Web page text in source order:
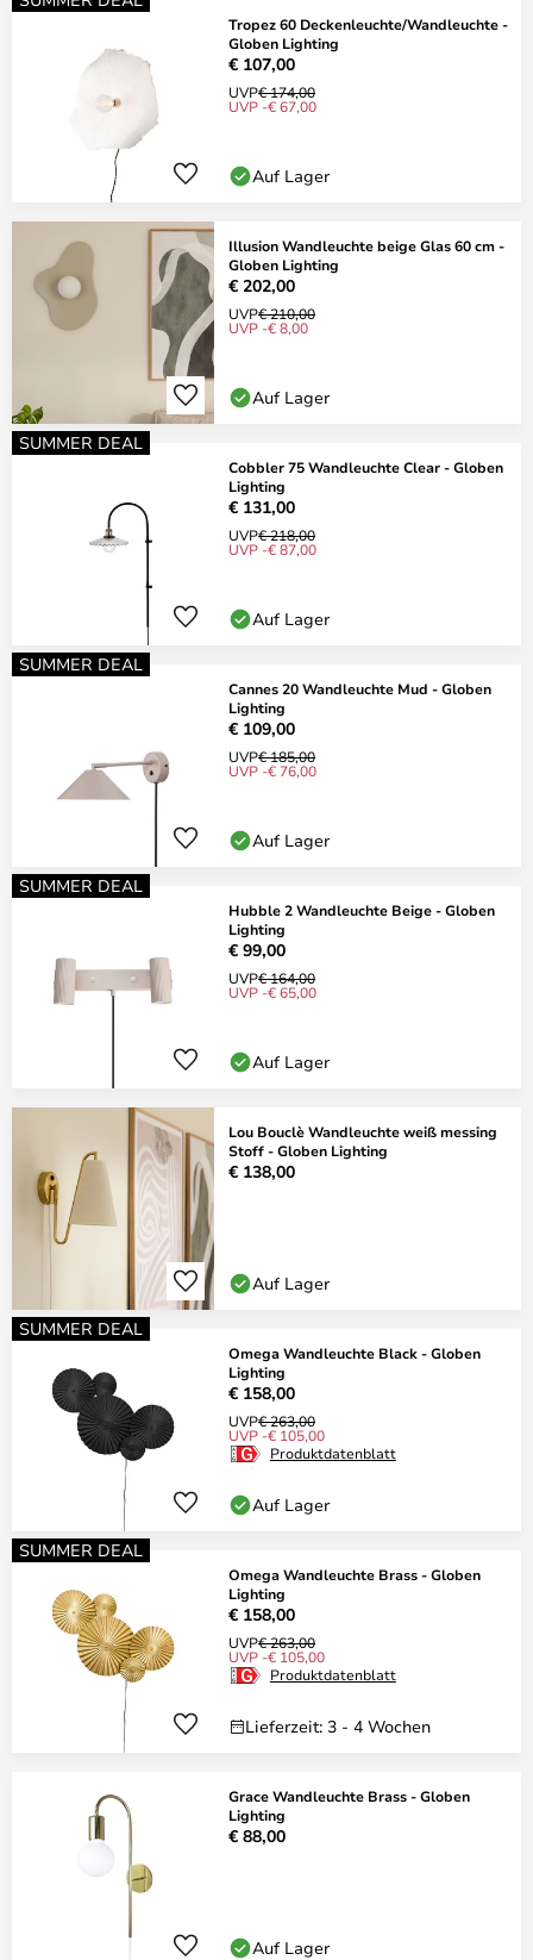
Tropez 60 Deckenleuchte/Wandleuchte -
Globen Lighting
€ 107,00
UVP€ 174,00
UVP -€ 67,00
Auf Lager
Illusion Wandleuchte beige Glas 60 cm -
Globen Lighting
€ 202,00
UVP€ 210,00
UVP -€ 8,00
Auf Lager
SUMMER DEAL
Cobbler 75 Wandleuchte Clear - Globen
Lighting
€ 131,00
UVP€ 218,00
UVP -€ 87,00
Auf Lager
SUMMER DEAL
Cannes 20 Wandleuchte Mud - Globen
Lighting
€ 109,00
UVP€ 185,00
UVP -€ 76,00
Auf Lager
SUMMER DEAL
Hubble 2 Wandleuchte Beige - Globen
Lighting
€ 99,00
UVP€ 164,00
UVP -€ 65,00
Auf Lager
Lou Bouclè Wandleuchte weiß messing
Stoff - Globen Lighting
€ 138,00
Auf Lager
SUMMER DEAL
Omega Wandleuchte Black - Globen
Lighting
€ 158,00
UVP€ 263,00
UVP -€ 105,00
Produktdatenblatt
Auf Lager
SUMMER DEAL
Omega Wandleuchte Brass - Globen
Lighting
€ 158,00
UVP€ 263,00
UVP -€ 105,00
Produktdatenblatt
Lieferzeit: 3 - 4 Wochen
Grace Wandleuchte Brass - Globen
Lighting
€ 88,00
Auf Lager